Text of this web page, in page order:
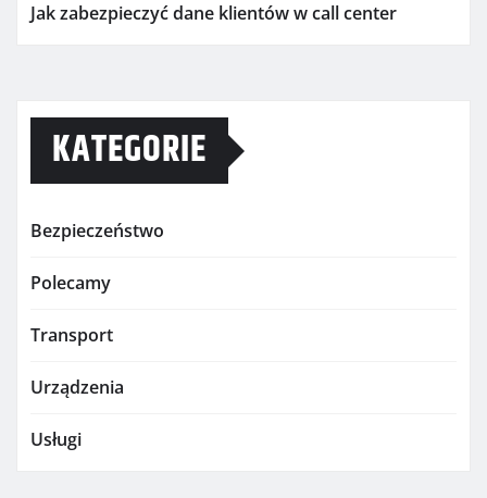
Jak zabezpieczyć dane klientów w call center
KATEGORIE
Bezpieczeństwo
Polecamy
Transport
Urządzenia
Usługi